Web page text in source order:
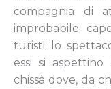
compagnia di
improbabile
turisti lo
essi si
chissà dove, da